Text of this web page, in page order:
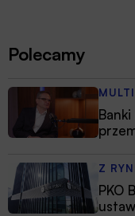
Polecamy
Z
PKO